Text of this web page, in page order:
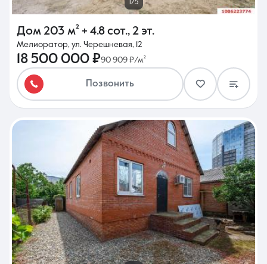
1/5
Дом 203 м² + 4.8 сот., 2 эт.
Мелиоратор, ул. Черешневая, 12
18 500 000 ₽90 909 ₽/м²
Позвонить